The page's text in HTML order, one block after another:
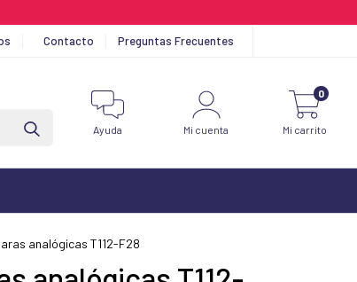
Contacto Preguntas Frecuentes
Ayuda Mi cuenta Mi carrito
0
analógicas T112-F28